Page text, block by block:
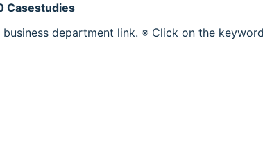
Casestudies
business department link. ※ Click on the